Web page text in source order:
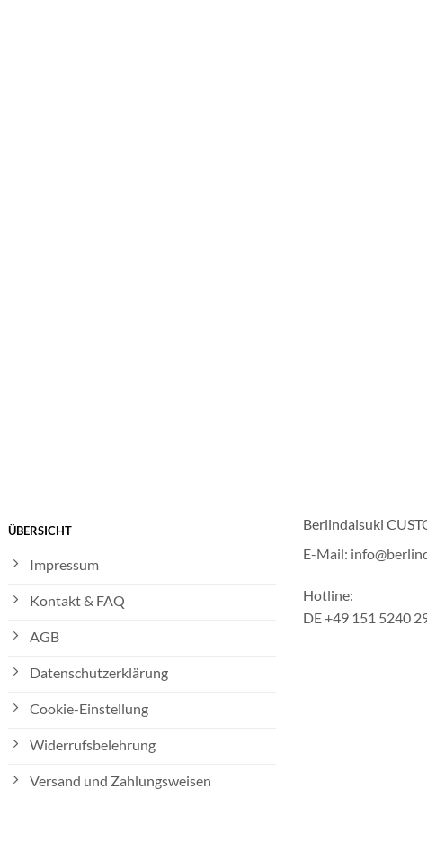
ÜBERSICHT
Impressum
Kontakt & FAQ
AGB
Datenschutzerklärung
Cookie-Einstellung
Widerrufsbelehrung
Versand und Zahlungsweisen
Berlindaisuki
E-Mail:
Hotline:
DE +49 151 5240